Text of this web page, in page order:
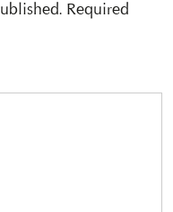
Required